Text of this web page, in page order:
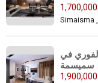
Simaisma
في
سميسمة